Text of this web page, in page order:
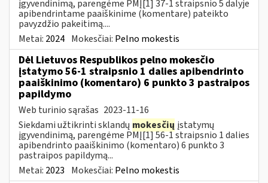
įgyvendinimą, parengėme PMĮ[1] 37-1 straipsnio 5 dalyje
apibendrintame paaiškinime (komentare) pateikto
pavyzdžio pakeitimą....
Metai: 2024 Mokesčiai: Pelno mokestis
Dėl Lietuvos Respublikos pelno mokesčio
įstatymo 56-1 straipsnio 1 dalies apibendrinto
paaiškinimo (komentaro) 6 punkto 3 pastraipos
papildymo
Web turinio sąrašas 2023-11-16
Siekdami užtikrinti sklandų mokesčių įstatymų
įgyvendinimą, parengėme PMĮ[1] 56-1 straipsnio 1 dalies
apibendrinto paaiškinimo (komentaro) 6 punkto 3
pastraipos papildymą...
Metai: 2023 Mokesčiai: Pelno mokestis